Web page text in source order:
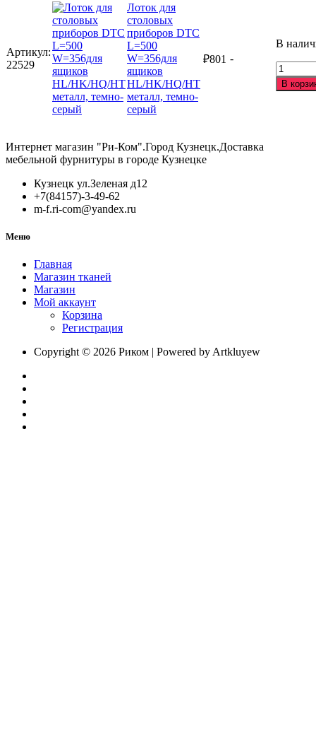
серый
DTC
W=356
для
ящиков
Артикул:
22529
Лоток для
столовых
приборов DTC
L=500
W=356для
ящиков
HL/HK/HQ/HT
металл, темно-
серый
₽801 -
В
товара
Лоток
В
Интернет магазин "Ри-Ком".Город Кузнецк.Доставка
мебельной фурнитуры в городе Кузнецке
Кузнецк ул.Зеленая д12
+7(84157)-3-49-62
m-f.ri-com@yandex.ru
Меню
Главная
Магазин тканей
Магазин
Мой аккаунт
Корзина
Регистрация
Copyright © 2026 Риком | Powered by Artkluyew